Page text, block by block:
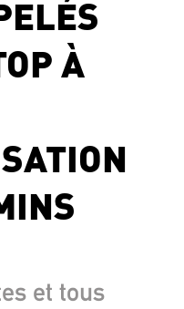
À
et tous